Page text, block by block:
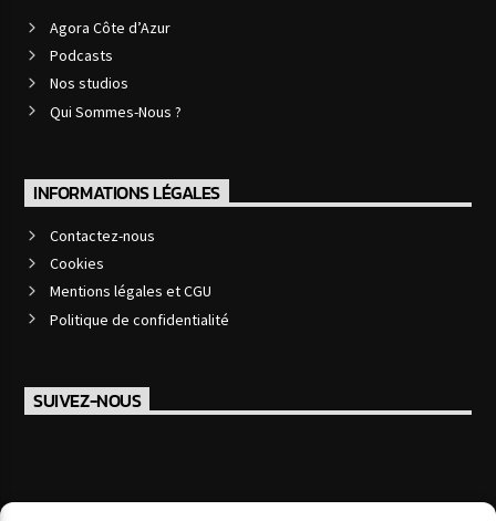
Agora Côte d’Azur
Podcasts
Nos studios
Qui Sommes-Nous ?
INFORMATIONS LÉGALES
Contactez-nous
Cookies
Mentions légales et CGU
Politique de confidentialité
SUIVEZ-NOUS